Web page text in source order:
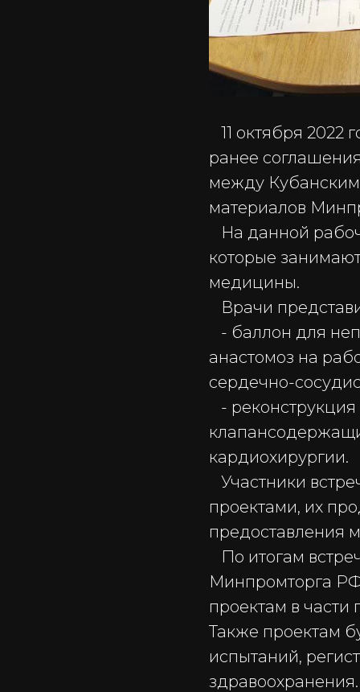
11 октября 2022
ранее
между
материалов
На данной
которые
медицины.
Врачи
- баллон для
анастомоз на
сердечно-
-
кардиохирургии.
Участники
проектами, их
предоставления
По итогам
Минпромторга
проектам в части
Также проектам
испытаний,
здравоохранения.